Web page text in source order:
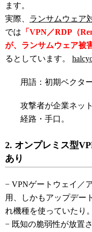
ます。
実際、 ランサムウェア
では 「VPN／RDP（
が、ランサムウェア被
るとしています。
用語：初期ベクタ
攻撃者が企業ネッ
経路・手口。
2. オンプレミス型
あり
− VPNゲートウェイ／
用、しかもアップデー
れ機種を使っていたり。
− 既知の脆弱性が放置